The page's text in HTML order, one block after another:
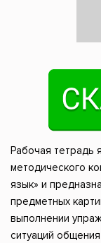
Рабочая тетрадь
методического
язык» и
предметных
выполнении
ситуаций